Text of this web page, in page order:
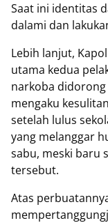
Saat ini identitas
dalami dan
Lebih lanjut,
utama kedua
narkoba
mengaku
setelah lulus
yang melanggar
sabu, meski baru
tersebut.
Atas